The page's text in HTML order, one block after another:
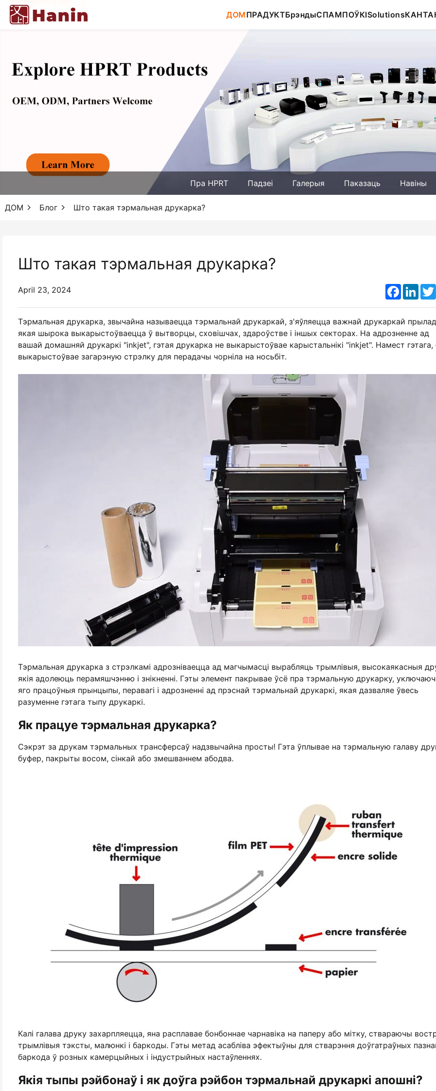
ДОМПРАДУКТБрэндыСПАМПОЎКІSolutions
Пра HPRT Падзеі Галерыя Паказаць Навіны
ДОМ Блог Што такая тэрмальная друкарка?
Што такая тэрмальная друкарка?
April 23, 2024 Facebook
Тэрмальная друкарка, звычайна называецца тэрмальнай друкаркай, з'яўляецца важнай друкаркай
якая шырока выкарыстоўваецца ў вытворцы, сховішчах, здароўстве і іншых секторах. На адрозненне ад
вашай домашняй друкаркі "inkjet", гэтая друкарка не выкарыстоўвае карыстальнікі "inkjet". Намест гэтага,
выкарыстоўвае загарэную стрэлку для перадачы чорніла на носьбіт.
Тэрмальная друкарка з стрэлкамі адрозніваецца ад магчымасці вырабляць трымлівыя, высокаякасныя
якія адолеюць перамяшчэнню і знікненні. Гэты элемент пакрывае ўсё пра тэрмальную друкарку,
яго працоўныя прынцыпы, перавагі і адрозненні ад прэснай тэрмальнай друкаркі, якая дазваляе ўвесь
разуменне гэтага тыпу друкаркі.
Як працуе тэрмальная друкарка?
Сэкрэт за друкам тэрмальных трансферсаў надзвычайна просты! Гэта ўплывае на тэрмальную галаву
буфер, пакрыты восом, сінкай або змешваннем абодва.
Калі галава друку захарпляецца, яна расплавае бонбоннае чарнавіка на паперу або мітку, ствараючы
трымлівыя тэксты, малюнкі і баркоды. Гэты метад асабліва эфектыўны для стварэння доўгатраўных
баркода ў розных камерцыйных і індустрыйных настаўленнях.
Якія тыпы рэйбонаў і як доўга рэйбон тэрмальнай друкаркі апошні?